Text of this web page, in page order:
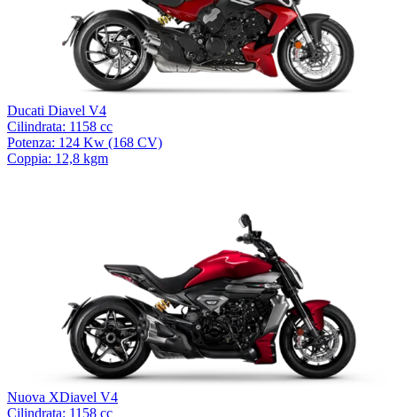
Ducati Diavel V4
Cilindrata: 1158 cc
Potenza: 124 Kw (168 CV)
Coppia: 12,8 kgm
Nuova XDiavel V4
Cilindrata: 1158 cc